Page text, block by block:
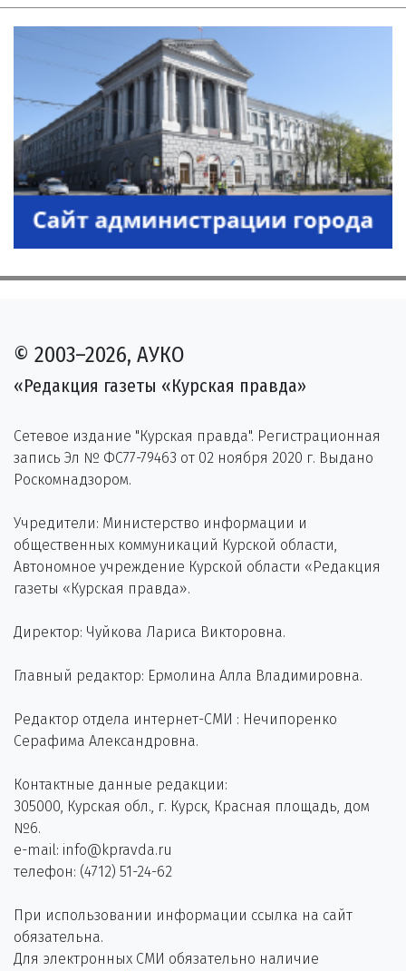
© 2003–2026, АУКО
«Редакция газеты «Курская правда»
Сетевое издание "Курская правда". Регистрационная
запись Эл № ФС77-79463 от 02 ноября 2020 г. Выдано
Роскомнадзором.
Учредители: Министерство информации и
общественных коммуникаций Курской области,
Автономное учреждение Курской области «Редакция
газеты «Курская правда».
Директор: Чуйкова Лариса Викторовна.
Главный редактор: Ермолина Алла Владимировна.
Редактор отдела интернет-СМИ : Нечипоренко
Серафима Александровна.
Контактные данные редакции:
305000, Курская обл., г. Курск, Красная площадь, дом
№6.
e-mail: info@kpravda.ru
телефон: (4712) 51-24-62
При использовании информации ссылка на сайт
обязательна.
Для электронных СМИ обязательно наличие